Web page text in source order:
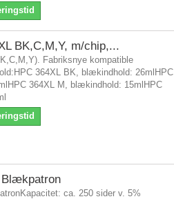
BK,C,M,Y, m/chip,...
Fabriksnye kompatible
364XL BK, blækindhold: 26mlHPC
364XL M, blækindhold: 15mlHPC
Blækpatron
ca. 250 sider v. 5%